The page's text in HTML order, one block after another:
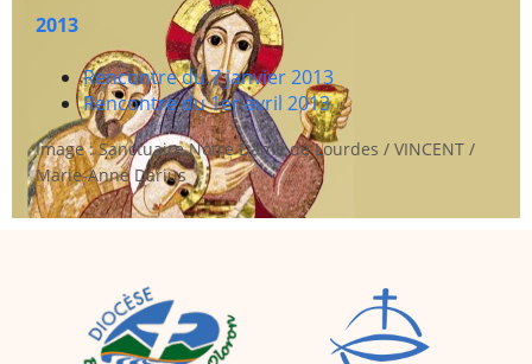
2013
Rencontre du 7 janvier 2013
Rencontre du 1er avril 2013
Image : Sanctuaire Notre Dame de Lourdes / VINCENT /
Marie-Anne Darius